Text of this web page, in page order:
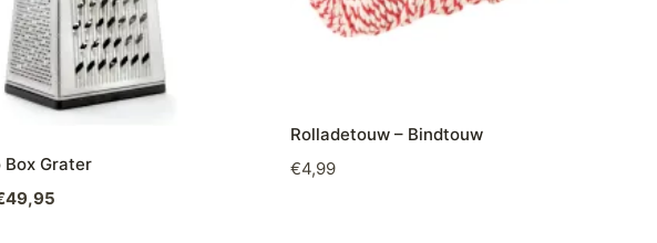
Box Grater
49,95
Rolladetouw – Bindtouw
€4,99